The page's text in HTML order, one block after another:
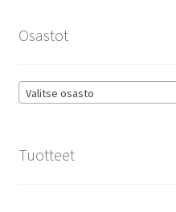
Osastot
Valitse osasto
Tuotteet